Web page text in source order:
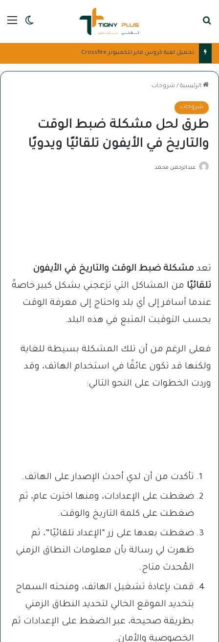
الوضع
تحميل لعبة كروس فاير للكمبيوتر Crossfire
الرئيسية / شروحات
شروحات
طرق لحل مشكلة ضبط الوقت
والتاريخ في الأيفون تلقائيًا ويدويًا
عبدالرحمن محمد
تعد مشكلة ضبط الوقت والتاريخ في الأيفون
تلقائيًا من المشاكل التي تزعجني بشكل كبير خاصةً
عندما أسافر إلى أي بلد واحتاج إلى معرفة الوقت
بحسب التوقيت المتبع في هذه البلد.
فعلى الرغم من أن تلك المشكلة بسيطة للغاية
ولكنها قد تكون عائقًا في استخدام الهاتف، وقد
وردت الخطوات على النحو التالي:
تأكدت من أن لدي أحدث الإصدار على الهاتف.
ضغطت على الإعدادات، ومنها اخترت عام، ثم
ضغطت على كلمة التاريخ والوقت.
ضغطت بعدها على زر “الإعداد تلقائيًا”، ثم
ظهرت لي رسالة بأن معلومات النطاق الزمني
المُحدث متاح.
قمت بإعادة تشغيل الهاتف، ومنحته السماح
بتحديد الموقع الحالي لتحديد النطاق الزمني
بطريقة صحيحة، عبر الضغط على الإعدادات ثم
الخصوصية والأمان.